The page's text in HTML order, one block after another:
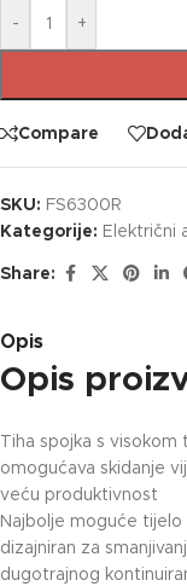
- +
Compare
SKU: FS6300R
Kategorije: Električni
Share:
Opis
Opis
Tiha spojka s
omogućava skidanje
veću produktivnost
Najbolje moguće
dizajniran za
dugotrajnog